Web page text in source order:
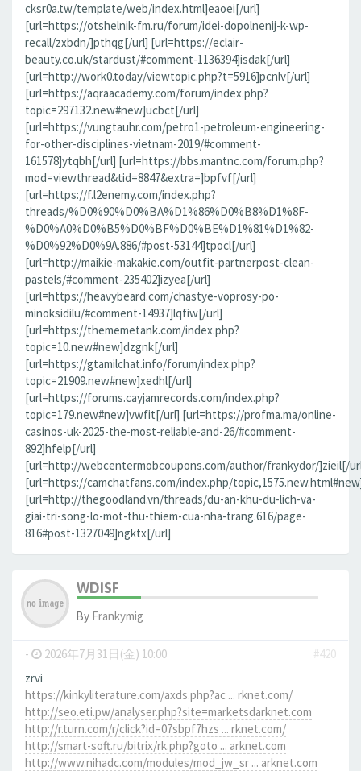
cksr0a.tw/template/web/index.html]eaoei[/url]
[url=https://otshelnik-fm.ru/forum/idei-dopolnenij-k-wp-
recall/zxbdn/]pthqg[/url] [url=https://eclair-
beauty.co.uk/stardust/#comment-1136394]isdak[/url]
[url=http://work0.today/viewtopic.php?t=5916]pcnlv[/url]
[url=https://aqraacademy.com/forum/index.php?
topic=297132.new#new]ucbct[/url]
[url=https://vungtauhr.com/petro1-petroleum-engineering-
for-other-disciplines-vietnam-2019/#comment-
161578]ytqbh[/url] [url=https://bbs.mantnc.com/forum.php?
mod=viewthread&tid=8847&extra=]bpfvf[/url]
[url=https://f.l2enemy.com/index.php?
threads/%D0%90%D0%BA%D1%86%D0%B8%D1%8F-
%D0%A0%D0%B5%D0%BF%D0%BE%D1%81%D1%82-
%D0%92%D0%9A.886/#post-53144]tpocl[/url]
[url=http://maikie-makakie.com/outfit-partnerpost-clean-
pastels/#comment-235402]izyea[/url]
[url=https://heavybeard.com/chastye-voprosy-po-
minoksidilu/#comment-14937]lqfiw[/url]
[url=https://thememetank.com/index.php?
topic=10.new#new]dzgnk[/url]
[url=https://gtamilchat.info/forum/index.php?
topic=21909.new#new]xedhl[/url]
[url=https://forums.cayjamrecords.com/index.php?
topic=179.new#new]vwfit[/url] [url=https://profma.ma/online-
casinos-uk-2025-the-most-reliable-and-26/#comment-
892]hfelp[/url]
[url=http://webcentermobcoupons.com/author/frankydor/]zieil[/
[url=https://camchatfans.com/index.php/
[url=http://thegoodland.vn/threads/du-an-khu-du-lich-va-
giai-tri-song-lo-mot-thu-thiem-cua-nha-trang.616/page-
816#post-1327049]ngktx[/url]
WDISF
By Frankymig
- 2026年7月31日(金) 10:00
#420
zrvi
https://kinkyliterature.com/axds.php?ac ... rknet.com/
http://seo.eti.pw/analyser.php?site=marketsdarknet.com
http://r.turn.com/r/click?id=07sbpf7hzs ... rknet.com/
http://smart-soft.ru/bitrix/rk.php?goto ... arknet.com
http://www.nihadc.com/modules/mod_jw_sr ... arknet.com